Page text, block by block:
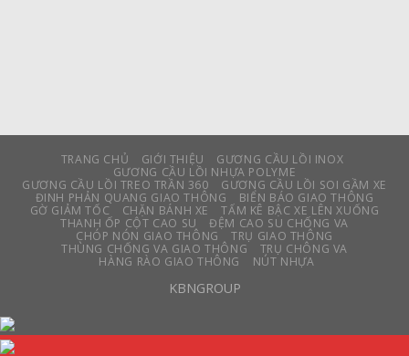
TRANG CHỦ GIỚI THIỆU
GƯƠNG CẦU LỒI INOX
GƯƠNG CẦU LỒI NHỰA POLYME
GƯƠNG CẦU LỒI TREO TRẦN 360
GƯƠNG CẦU LỒI SOI GẦM XE
ĐINH PHẢN QUANG GIAO THÔNG
BIỂN BÁO GIAO THÔNG
GỜ GIẢM TỐC
CHẶN BÁNH XE
TẤM KÊ BẬC XE LÊN XUỐNG
THANH ỐP CỘT CAO SU
ĐỆM CAO SU CHỐNG VA
CHÓP NÓN GIAO THÔNG
TRỤ GIAO THÔNG
THÙNG CHỐNG VA GIAO THÔNG
TRỤ CHÔNG VA
HÀNG RÀO GIAO THÔNG
NÚT NHỰA
KBNGROUP